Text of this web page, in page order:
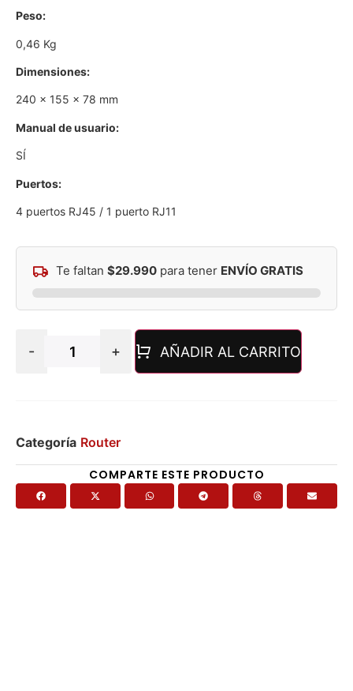
Peso:
0,46 Kg
Dimensiones:
240 x 155 x 78 mm
Manual de usuario:
SÍ
Puertos:
4 puertos RJ45 / 1 puerto RJ11
Te faltan $29.990 para tener ENVÍO GRATIS
- + AÑADIR AL CARRITO
Categoría Router
COMPARTE ESTE PRODUCTO